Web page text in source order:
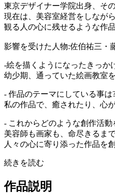
東京デザイナー学院出身、そ
現在は、美容室経営をしなが
観る人の心に残せるような作
影響を受けた人物:佐伯祐三・
-絵を描くようになったきっか
幼少期、通っていた絵画教室
- 作品のテーマにしている事は
私の作品で、癒されたり、心
- これからどのような創作活
美容師も画家も、命尽きるま
人々の心に寄り添った作品を
続きを読む
作品説明